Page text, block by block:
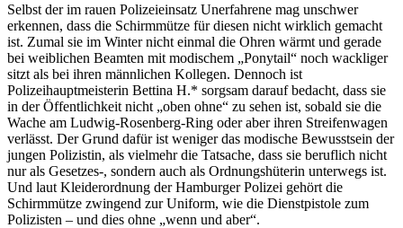
Selbst der im rauen Polizeieinsatz Unerfahrene mag unschwer
erkennen, dass die Schirmmütze für diesen nicht wirklich gemacht
ist. Zumal sie im Winter nicht einmal die Ohren wärmt und gerade
bei weiblichen Beamten mit modischem „Ponytail“ noch wackliger
sitzt als bei ihren männlichen Kollegen. Dennoch ist
Polizeihauptmeisterin Bettina H.* sorgsam darauf bedacht, dass sie
in der Öffentlichkeit nicht „oben ohne“ zu sehen ist, sobald sie die
Wache am Ludwig-Rosenberg-Ring oder aber ihren Streifenwagen
verlässt. Der Grund dafür ist weniger das modische Bewusstsein der
jungen Polizistin, als vielmehr die Tatsache, dass sie beruflich nicht
nur als Gesetzes-, sondern auch als Ordnungshüterin unterwegs ist.
Und laut Kleiderordnung der Hamburger Polizei gehört die
Schirmmütze zwingend zur Uniform, wie die Dienstpistole zum
Polizisten – und dies ohne „wenn und aber“.